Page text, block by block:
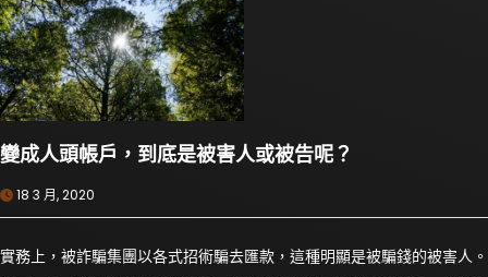
變成人頭帳戶，到底是被害人或被告呢？
18 3 月, 2020
實務上，被詐騙集團以各式招術騙去匯款，這種明顯是被騙錢的被害人。